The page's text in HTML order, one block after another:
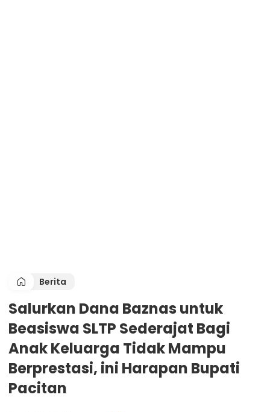
Berita
Salurkan Dana Baznas untuk
Beasiswa SLTP Sederajat Bagi
Anak Keluarga Tidak Mampu
Berprestasi, ini Harapan Bupati
Pacitan